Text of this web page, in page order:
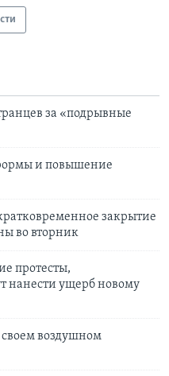
за «подрывные
и повышение
закрытие
во вторник
протесты,
нанести ущерб новому
своем воздушном